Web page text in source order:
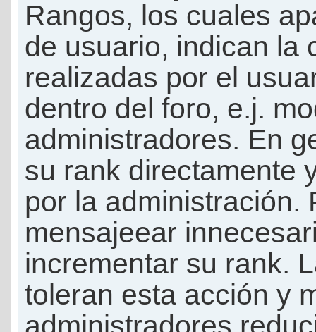
Rangos, los cuales
de usuario, indican la
realizadas por el
dentro del foro, e.j.
administradores. En
su rank directamente
por la administración.
mensajeear
incrementar su rank.
toleran esta acción y